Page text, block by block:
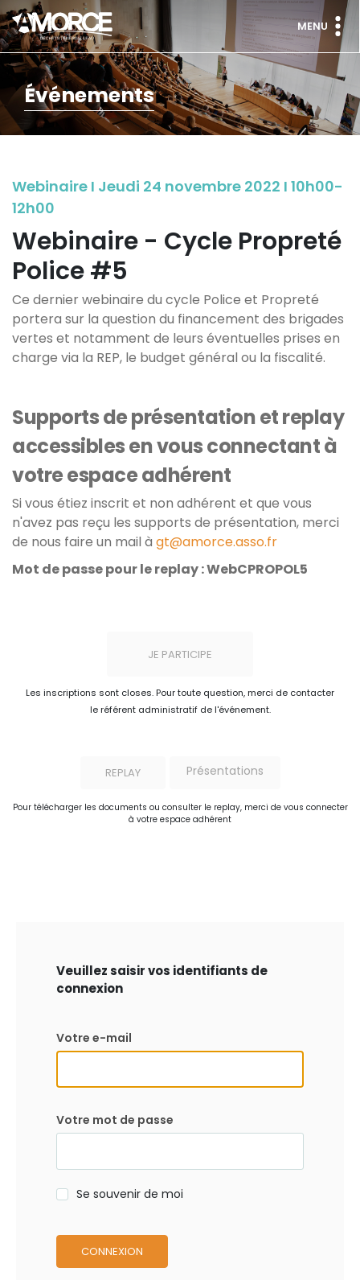
MENU
Événements
Webinaire I Jeudi 24 novembre 2022 I 10h00-
12h00
Webinaire - Cycle Propreté
Police #5
Ce dernier webinaire du cycle Police et Propreté
portera sur la question du financement des brigades
vertes et notamment de leurs éventuelles prises en
charge via la REP, le budget général ou la fiscalité.
Supports de présentation et replay
accessibles en vous connectant à
votre espace adhérent
Si vous étiez inscrit et non adhérent et que vous
n'avez pas reçu les supports de présentation, merci
de nous faire un mail à gt@amorce.asso.fr
Mot de passe pour le replay : WebCPROPOL5
JE PARTICIPE
Les inscriptions sont closes. Pour toute question, merci de contacter
le référent administratif de l'événement.
REPLAY Présentations
Pour télécharger les documents ou consulter le replay, merci de vous connecter
à votre espace adhérent
Veuillez saisir vos identifiants de
connexion
Votre e-mail
Votre mot de passe
Se souvenir de moi
CONNEXION